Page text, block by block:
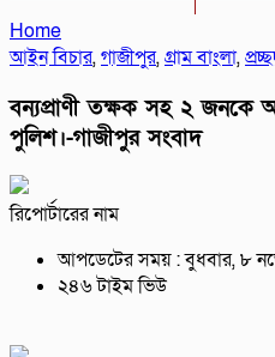
Home
আইন বিচার,গাজীপুর,গ্রাম বাংলা,
বন্যপ্রাণী তক্ষক সহ ২ জনকে
পুলিশ।-গাজীপুর সংবাদ
রিপোর্টারের নাম
আপডেটের সময় : বুধবার, ৮
২৪৬ টাইম ভিউ